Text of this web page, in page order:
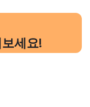
세요!